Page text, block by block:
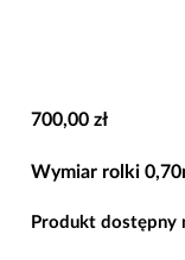
700,00 zł
Wymiar rolki
Produkt dostępny